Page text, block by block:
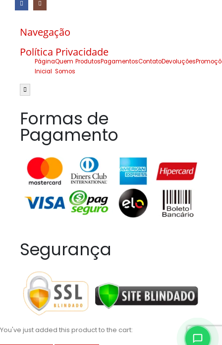
Navegação
Política Privacidade
Página
Inicial
Quem
Somos
ProdutosPagamentosContatoDevoluções
Menu de alternância de hambúrguer
Formas de
Pagamento
Segurança
You've just added this product to the cart: